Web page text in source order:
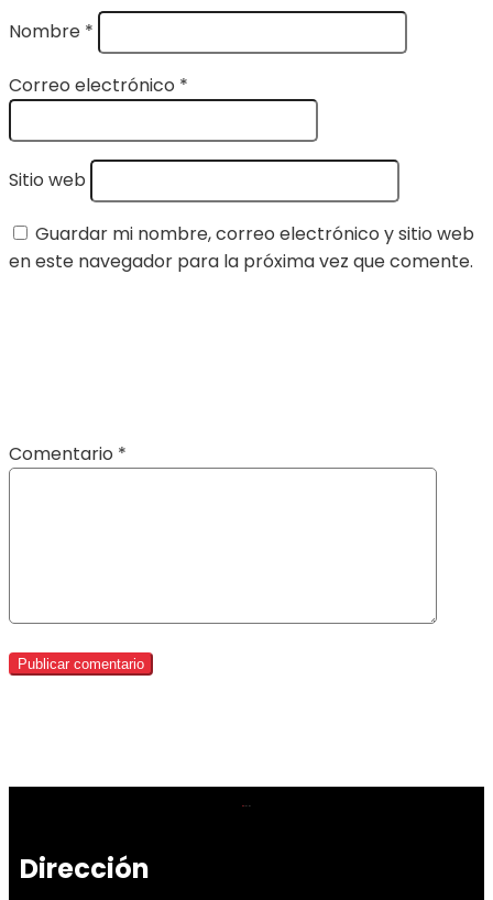
Nombre *
Correo electrónico *
Sitio web
Guardar mi nombre, correo electrónico y sitio web
en este navegador para la próxima vez que comente.
Comentario *
Dirección